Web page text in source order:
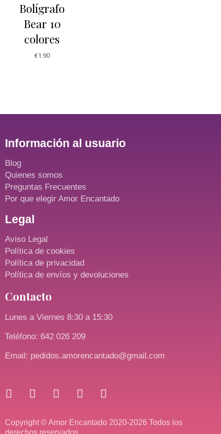
Bolígrafo
Bear 10
colores
€1.90
Información al usuario
Blog
Quienes somos
Preguntas Frecuentes
Por que elegir Amor Encantado
Legal
Aviso Legal
Política de cookies
Política de privacidad
Política de envíos y devoluciones
Contacto
Lunes a Viernes 8:30 a 15:30
Teléfono: 642 026 209
Email: pedidos.amorencantado@gmail.com
Copyright © Amor Encantado 2020-2026 Todos los
derechos reservados